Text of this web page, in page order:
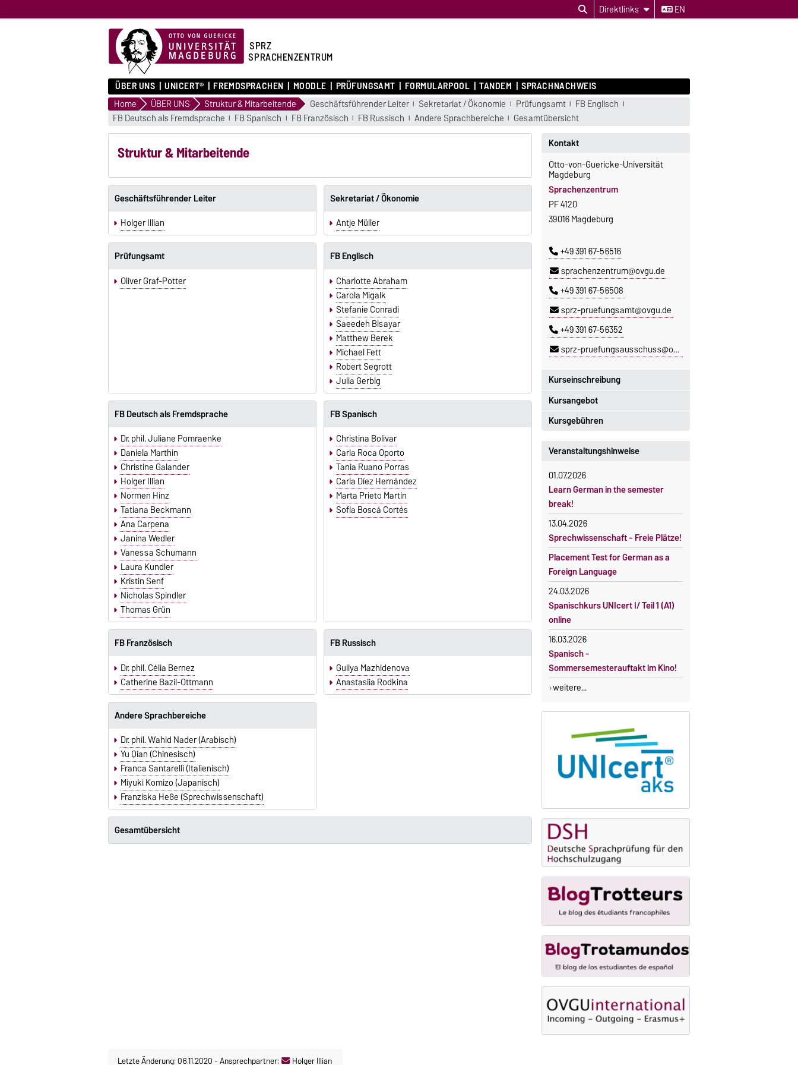
Direktlinks EN
SPRZ
SPRACHENZENTRUM
ÜBER UNS UNICERT® FREMDSPRACHEN MOODLE PRÜFUNGSAMT FORMULARPOOL TANDEM SPRACHNACHWEIS
Home ÜBER UNS Struktur & Mitarbeitende Geschäftsführender Leiter Sekretariat / Ökonomie Prüfungsamt
FB Englisch
FB Deutsch als Fremdsprache
FB Spanisch FB Französisch FB Russisch Andere Sprachbereiche Gesamtübersicht
Struktur & Mitarbeitende
Geschäftsführender Leiter
Holger Illian
Sekretariat / Ökonomie
Antje Müller
Prüfungsamt
Oliver Graf-Potter
FB Englisch
Charlotte Abraham
Carola Migalk
Stefanie Conradi
Saeedeh Bisayar
Matthew Berek
Michael Fett
Robert Segrott
Julia Gerbig
FB Deutsch als Fremdsprache
Dr. phil. Juliane Pomraenke
Daniela Marthin
Christine Galander
Holger Illian
Normen Hinz
Tatiana Beckmann
Ana Carpena
Janina Wedler
Vanessa Schumann
Laura Kundler
Kristin Senf
Nicholas Spindler
Thomas Grün
FB Spanisch
Christina Bolivar
Carla Roca Oporto
Tania Ruano Porras
Carla Díez Hernández
Marta Prieto Martín
Sofía Boscá Cortés
FB Französisch
Dr. phil. Célia Bernez
Catherine Bazil-Ottmann
FB Russisch
Guliya Mazhidenova
Anastasiia Rodkina
Andere Sprachbereiche
Dr. phil. Wahid Nader (Arabisch)
Yu Qian (Chinesisch)
Franca Santarelli (Italienisch)
Miyuki Komizo (Japanisch)
Franziska Heße (Sprechwissenschaft)
Gesamtübersicht
Kurseinschreibung
Einschreibezeitraum:
5. Oktober 2026, 9.00 Uhr bis
23. Oktober 2026, 18 Uhr
Moodle
Die Kurse beginnen ab dem 12.
Oktober 2026.
Kursteilnahme nur nach
fristgerechter Online-Anmeldung
Kontakt
Otto-von-Guericke-Universität
Magdeburg
Sprachenzentrum
PF 4120
39016 Magdeburg
+49 391 67-56516
sprachenzentrum@ovgu.de
+49 391 67-56508
sprz-pruefungsamt@ovgu.de
+49 391 67-56352
sprz-pruefungsausschuss@ovgu.de
Kursangebot
Das aktuelle Kursprogramm des
SPRZ finden Sie hier.
Kursgebühren
Sprachkurse sind i. d. R.
gebührenpflichtig.
Gebühren
Gebührenrückerstattung
Gebührenbefreiungen bei
curricularer Sprachausbildung
Gebührenbefreiung bei Incomings
Veranstaltungshinweise
01.07.2026
Learn German in the semester
break!
13.04.2026
Sprechwissenschaft - Freie Plätze!
Placement Test for German as a
Foreign Language
24.03.2026
Spanischkurs UNIcert I/ Teil 1 (A1)
online
16.03.2026
Spanisch -
Sommersemesterauftakt im Kino!
weitere...
Letzte Änderung: 06.11.2020-Ansprechpartner: Holger Illian